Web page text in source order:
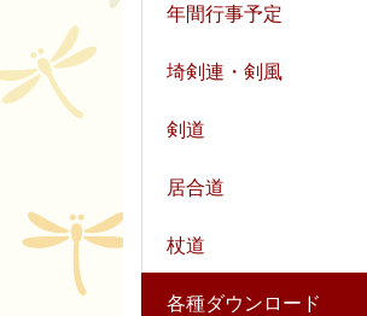
年間行事予定
埼剣連・剣風
剣道
居合道
杖道
各種ダウンロード